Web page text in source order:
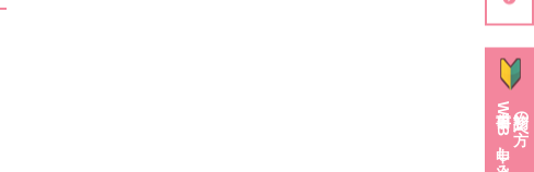
初診の方へ
事前WEB申し込み